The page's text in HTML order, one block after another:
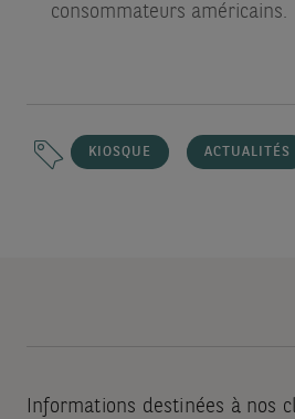
consommateurs américains.
KIOSQUE ACTUALITÉS
Informations destinées à nos